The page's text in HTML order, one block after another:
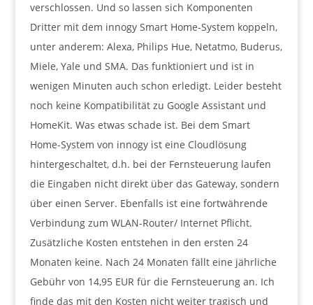
verschlossen. Und so lassen sich Komponenten
Dritter mit dem innogy Smart Home-System koppeln,
unter anderem: Alexa, Philips Hue, Netatmo, Buderus,
Miele, Yale und SMA. Das funktioniert und ist in
wenigen Minuten auch schon erledigt. Leider besteht
noch keine Kompatibilität zu Google Assistant und
HomeKit. Was etwas schade ist. Bei dem Smart
Home-System von innogy ist eine Cloudlösung
hintergeschaltet, d.h. bei der Fernsteuerung laufen
die Eingaben nicht direkt über das Gateway, sondern
über einen Server. Ebenfalls ist eine fortwährende
Verbindung zum WLAN-Router/ Internet Pflicht.
Zusätzliche Kosten entstehen in den ersten 24
Monaten keine. Nach 24 Monaten fällt eine jährliche
Gebühr von 14,95 EUR für die Fernsteuerung an. Ich
finde das mit den Kosten nicht weiter tragisch und